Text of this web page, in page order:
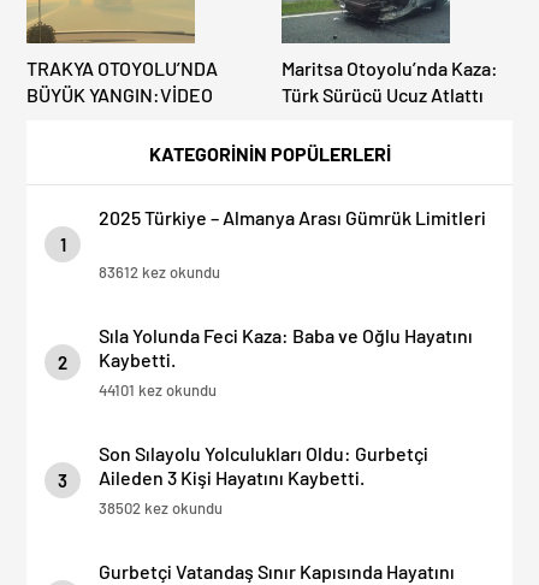
KATEGORİNİN POPÜLERLERİ
1
2025 Türkiye – Almanya Arası Gümrük Limitleri
83612 kez okundu
2
Sıla Yolunda Feci Kaza: Baba ve Oğlu Hayatını
Kaybetti.
44101 kez okundu
3
Son Sılayolu Yolculukları Oldu: Gurbetçi
Aileden 3 Kişi Hayatını Kaybetti.
38502 kez okundu
Gurbetçi Vatandaş Sınır Kapısında Hayatını
TRAKYA OTOYOLU’NDA
BÜYÜK YANGIN:VİDEO
Maritsa Otoyolu’nda Kaza:
Türk Sürücü Ucuz Atlattı